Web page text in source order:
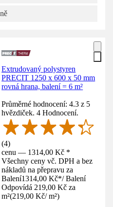
Extrudovaný polystyren
PRECIT 1250 x 600 x 50 mm
rovná hrana, balení = 6 m²
Průměrné hodnocení: 4.3 z 5
hvězdiček. 4 Hodnocení.
(4)
cenu — 1314,00 Kč *
Všechny ceny vč. DPH a bez
nákladů na přepravu za
Balení1314,00 Kč*/ Balení
Odpovídá 219,00 Kč za
m²(219,00 Kč/ m²)